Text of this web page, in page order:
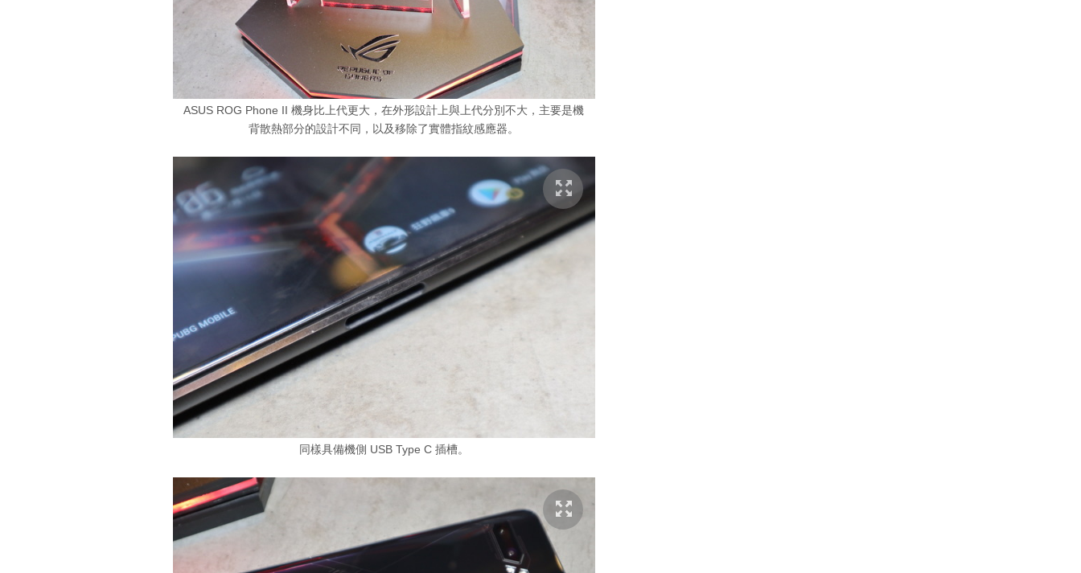
ASUS ROG Phone II 機身比上代更大，在外形設計上與上代分別不大，主要是機
背散熱部分的設計不同，以及移除了實體指紋感應器。
同樣具備機側 USB Type C 插槽。